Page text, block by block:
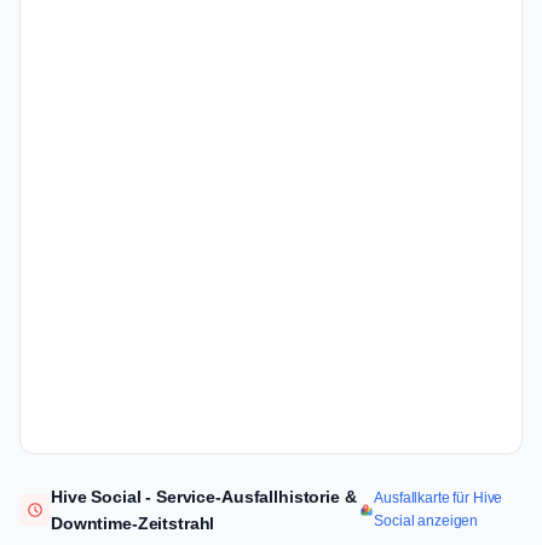
Hive Social - Service-Ausfallhistorie &
Downtime-Zeitstrahl
Ausfallkarte für Hive
Social anzeigen